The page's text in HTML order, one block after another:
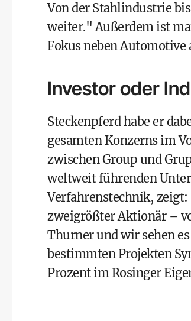
Von der Stahlindustrie
weiter." Außerdem ist
Fokus neben
Investor oder
Steckenpferd habe er
gesamten Konzerns im
zwischen Group und
weltweit führenden
Verfahrenstechnik, zeigt:
zweigrößter Aktionär –
Thurner und wir sehen
bestimmten Projekten
Prozent im Rosinger